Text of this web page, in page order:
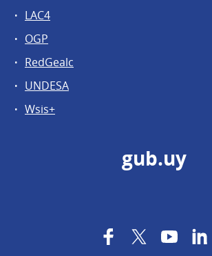
LAC4
OGP
RedGealc
UNDESA
Wsis+
gub.uy
FacebookTwitter